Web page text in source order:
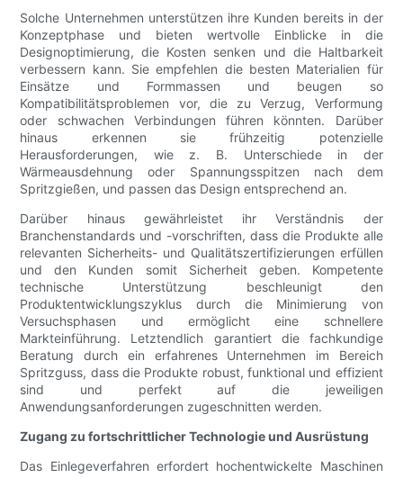
Solche Unternehmen unterstützen ihre Kunden bereits in der
Konzeptphase und bieten wertvolle Einblicke in die
Designoptimierung, die Kosten senken und die Haltbarkeit
verbessern kann. Sie empfehlen die besten Materialien für
Einsätze und Formmassen und beugen so
Kompatibilitätsproblemen vor, die zu Verzug, Verformung
oder schwachen Verbindungen führen könnten. Darüber
hinaus erkennen sie frühzeitig potenzielle
Herausforderungen, wie z. B. Unterschiede in der
Wärmeausdehnung oder Spannungsspitzen nach dem
Spritzgießen, und passen das Design entsprechend an.
Darüber hinaus gewährleistet ihr Verständnis der
Branchenstandards und -vorschriften, dass die Produkte alle
relevanten Sicherheits- und Qualitätszertifizierungen erfüllen
und den Kunden somit Sicherheit geben. Kompetente
technische Unterstützung beschleunigt den
Produktentwicklungszyklus durch die Minimierung von
Versuchsphasen und ermöglicht eine schnellere
Markteinführung. Letztendlich garantiert die fachkundige
Beratung durch ein erfahrenes Unternehmen im Bereich
Spritzguss, dass die Produkte robust, funktional und effizient
sind und perfekt auf die jeweiligen
Anwendungsanforderungen zugeschnitten werden.
Zugang zu fortschrittlicher Technologie und Ausrüstung
Das Einlegeverfahren erfordert hochentwickelte Maschinen